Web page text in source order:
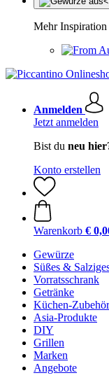
Mehr Inspiration
Anmelden
Jetzt anmelden
Bist du neu
Konto erstellen
Warenkorb €
Gewürze
Süßes &
Vorratsschrank
Getränke
Küchen-Zubehör
Asia-Produkte
DIY
Grillen
Marken
Angebote